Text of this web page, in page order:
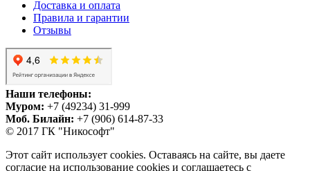
Доставка и оплата
Правила и гарантии
Отзывы
Наши телефоны:
Муром: +7 (49234) 31-999
Моб. Билайн: +7 (906) 614-87-33
© 2017 ГК "Никософт"
Этот сайт использует cookies. Оставаясь на сайте, вы даете
согласие на использование cookies и соглашаетесь с